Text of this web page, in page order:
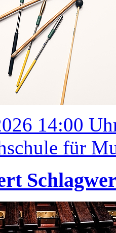
14:00
für